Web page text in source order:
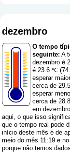
dezembro
O tempo
seguinte: A
dezembro é
é 23.6 ℃
esperar
cerca de
esperar
cerca de
em
aqui, o que isso
que o tempo real pode
início deste mês é de
meio do mês 11:19 e
porque não temos